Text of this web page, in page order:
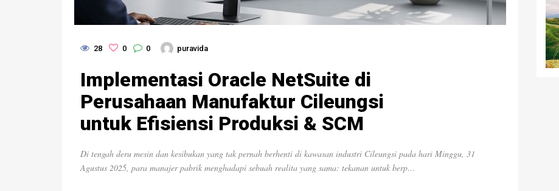
28 0 0 puravida
Implementasi Oracle NetSuite di
Perusahaan Manufaktur Cileungsi
untuk Efisiensi Produksi & SCM
Di tengah deru mesin dan kesibukan yang tak pernah berhenti di kawasan industri Cileungsi pada hari Minggu, 31
Agustus 2025, para manajer pabrik menghadapi sebuah realita yang sama: tekanan untuk berp…